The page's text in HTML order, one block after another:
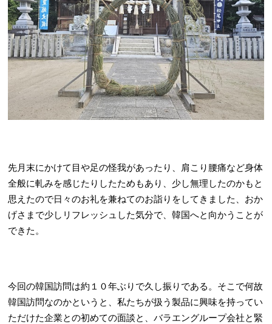
先月末にかけて目や足の怪我があったり、肩こり腰痛など身体
全般に軋みを感じたりしたためもあり、少し無理したのかもと
思えたので日々のお礼を兼ねてのお詣りをしてきました、おか
げさまで少しリフレッシュした気分で、韓国へと向かうことが
できた。
今回の韓国訪問は約１０年ぶりで久し振りである。そこで何故
韓国訪問なのかというと、私たちが扱う製品に興味を持ってい
ただけた企業との初めての面談と、バラエングループ会社と緊